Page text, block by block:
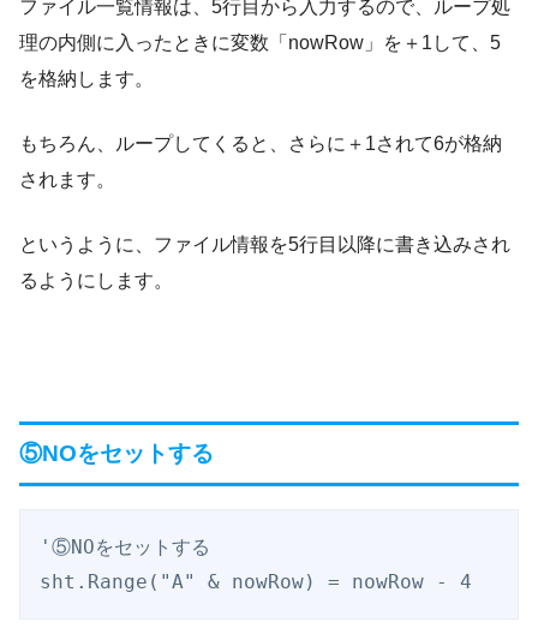
ファイル一覧情報は、5行目から入力するので、ループ処
理の内側に入ったときに変数「nowRow」を＋1して、5
を格納します。
もちろん、ループしてくると、さらに＋1されて6が格納
されます。
というように、ファイル情報を5行目以降に書き込みされ
るようにします。
⑤NOをセットする
'⑤NOをセットする
sht.Range("A" & nowRow) = nowRow - 4